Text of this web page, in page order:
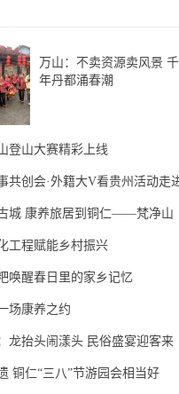
万山：不卖资源卖风景 千
年丹都涌春潮
登山大赛精彩上线
共创会·外籍大V看贵州活动走
城 康养旅居到铜仁——梵净山
工程赋能乡村振兴
唤醒春日里的家乡记忆
场康养之约
龙抬头闹漾头 民俗盛宴迎客来
铜仁“三八”节游园会相当好